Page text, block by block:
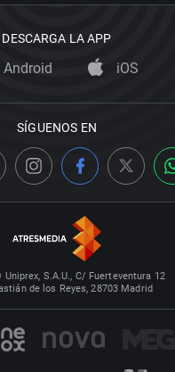
DESCARGA LA APP
Android iOS
SÍGUENOS EN
S.A.U., C/ Fuerteventura 12
de los Reyes, 28703 Madrid